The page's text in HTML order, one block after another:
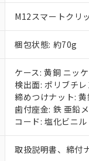
M12スマートクリ
梱包状態: 約70g
ケース: 黄銅 ニッ
検出面: ポリブチ
締めつけナット:
歯付座金: 鉄 亜鉛
コード: 塩化ビニル
取扱説明書、締付